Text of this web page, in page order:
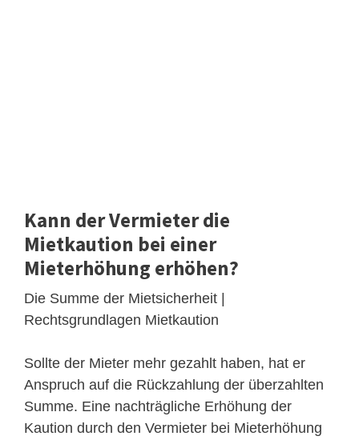
Kann der Vermieter die
Mietkaution bei einer
Mieterhöhung erhöhen?
Die Summe der Mietsicherheit |
Rechtsgrundlagen Mietkaution
Sollte der Mieter mehr gezahlt haben, hat er
Anspruch auf die Rückzahlung der überzahlten
Summe. Eine nachträgliche Erhöhung der
Kaution durch den Vermieter bei Mieterhöhung